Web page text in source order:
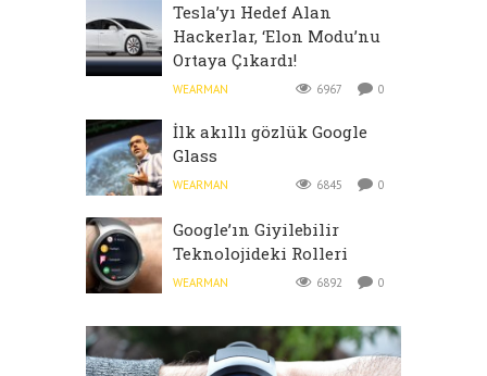
Tesla’yı Hedef Alan
Hackerlar, ‘Elon Modu’nu
Ortaya Çıkardı!
WEARMAN 6967 0
İlk akıllı gözlük Google
Glass
WEARMAN 6845 0
Google’ın Giyilebilir
Teknolojideki Rolleri
WEARMAN 6892 0